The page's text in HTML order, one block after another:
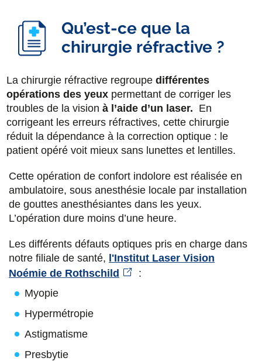
g
e
r
s
u
r
F
a
c
e
b
k
r
t
g
e
r
s
r
T
w
i
t
e
r
r
t
g
e
r
s
r
L
i
n
k
r
t
g
e
r
p
r
E
m
a
i
Qu’est-ce que la
chirurgie réfractive ?
La chirurgie réfractive regroupe différentes
opérations des yeux permettant de corriger les
troubles de la vision à l’aide d’un laser. En
corrigeant les erreurs réfractives, cette chirurgie
réduit la dépendance à la correction optique : le
patient opéré voit mieux sans lunettes et lentilles.
Cette opération de confort indolore est réalisée en
ambulatoire, sous anesthésie locale par installation
de gouttes anesthésiantes dans les yeux.
L’opération dure moins d’une heure.
Les différents défauts optiques pris en charge dans
notre filiale de santé, l'Institut Laser Vision
Noémie de Rothschild
:
Myopie
Hypermétropie
Astigmatisme
Presbytie